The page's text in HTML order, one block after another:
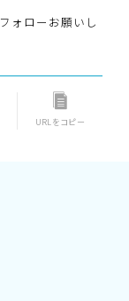
ォローお願いし
URLをコピー